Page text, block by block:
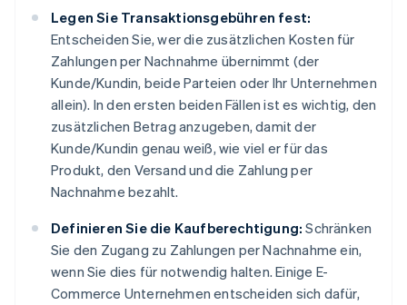
Legen Sie Transaktionsgebühren fest:
Entscheiden Sie, wer die zusätzlichen Kosten für
Zahlungen per Nachnahme übernimmt (der
Kunde/Kundin, beide Parteien oder Ihr Unternehmen
allein). In den ersten beiden Fällen ist es wichtig, den
zusätzlichen Betrag anzugeben, damit der
Kunde/Kundin genau weiß, wie viel er für das
Produkt, den Versand und die Zahlung per
Nachnahme bezahlt.
Definieren Sie die Kaufberechtigung: Schränken
Sie den Zugang zu Zahlungen per Nachnahme ein,
wenn Sie dies für notwendig halten. Einige E-
Commerce Unternehmen entscheiden sich dafür,